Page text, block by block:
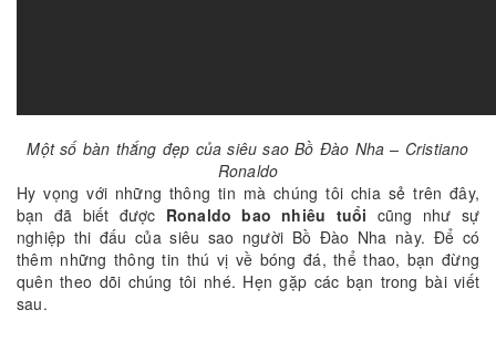
Một số bàn thắng đẹp của siêu sao Bồ Đào Nha – Cristiano
Ronaldo
Hy vọng với những thông tin mà chúng tôi chia sẻ trên đây,
bạn đã biết được Ronaldo bao nhiêu tuổi cũng như sự
nghiệp thi đấu của siêu sao người Bồ Đào Nha này. Để có
thêm những thông tin thú vị về bóng đá, thể thao, bạn đừng
quên theo dõi chúng tôi nhé. Hẹn gặp các bạn trong bài viết
sau.